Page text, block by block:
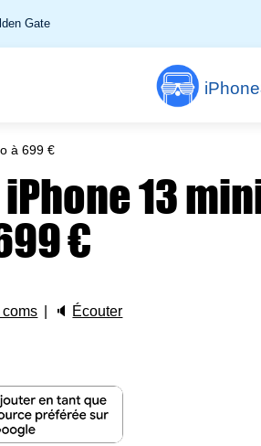
Gate
iPhone
à 699 €
13
€
coms 🔈 Écouter